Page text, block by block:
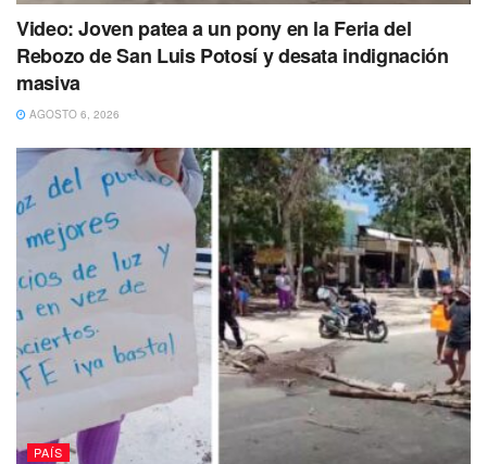
Video: Joven patea a un pony en la Feria del
Rebozo de San Luis Potosí y desata indignación
masiva
AGOSTO 6, 2026
PAÍS